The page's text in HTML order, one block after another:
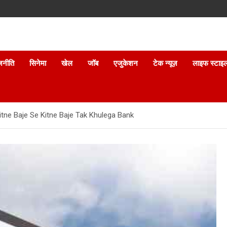
सिनेमा खेल जॉब एजुकेशन टेक न्यूज़ लाइफ
Baje Se Kitne Baje Tak Khulega Bank